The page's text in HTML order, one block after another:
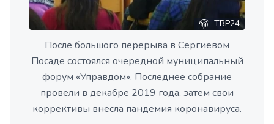
ТВР24
После большого перерыва в Сергиевом
Посаде состоялся очередной муниципальный
форум «Управдом». Последнее собрание
провели в декабре 2019 года, затем свои
коррективы внесла пандемия коронавируса.